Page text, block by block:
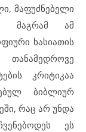
მაფუძნებელი
მაგრამ ამ
ხასიათის
თანამედროვე
კრიტიკაა
ბიბლიურ
რაც არ უნდა
ეს